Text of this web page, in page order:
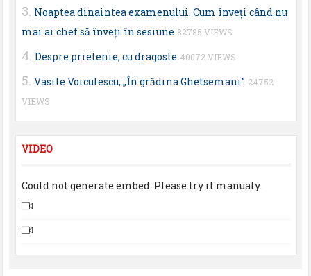
Noaptea dinaintea examenului. Cum înveţi când nu
mai ai chef să înveţi în sesiune 82785 VIEWS
Despre prietenie, cu dragoste 40072 VIEWS
Vasile Voiculescu, „În grădina Ghetsemani” 24752
VIEWS
VIDEO
Could not generate embed. Please try it manualy.